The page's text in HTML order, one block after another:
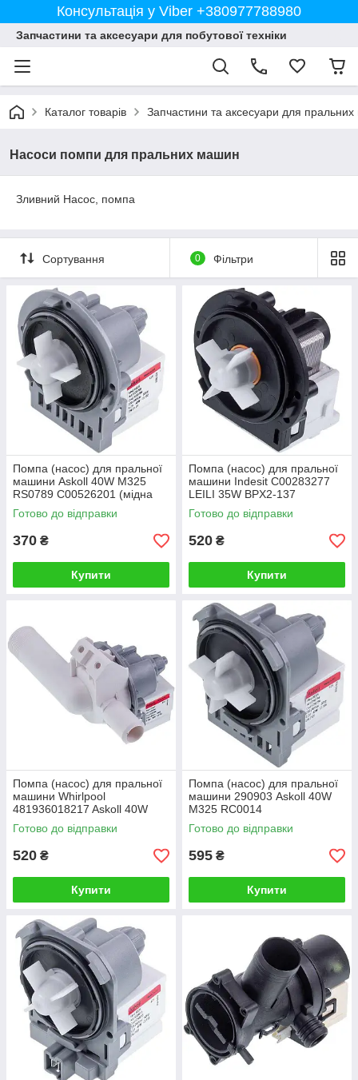
Консультація у Viber +380977788980
Запчастини та аксесуари для побутової техніки
Каталог товарів Запчастини та аксесуари для
Насоси помпи для пральних машин
Зливний Насос, помпа
Сортування 0 Фільтри
Помпа (насос) для пральної
машини Askoll 40W M325
RS0789 C00526201 (мідна
обмотка)
Готово до відправки
370 ₴
Купити
Помпа (насос) для пральної
машини Indesit C00283277
LEILI 35W BPX2-137
Готово до відправки
520 ₴
Купити
Помпа (насос) для пральної
машини Whirlpool
481936018217 Askoll 40W
M231XP RN0020
Готово до відправки
520 ₴
Купити
Помпа (насос) для пральної
машини 290903 Askoll 40W
M325 RC0014
Готово до відправки
595 ₴
Купити